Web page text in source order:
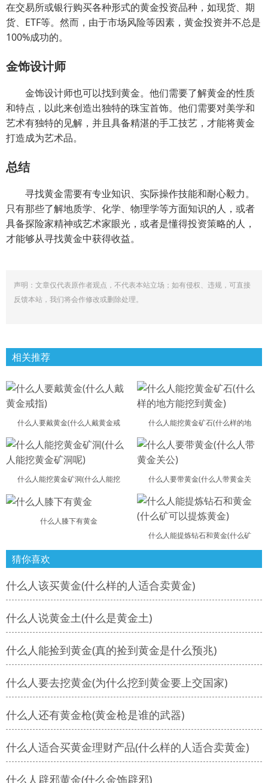
在交易所或银行购买各种形式的黄金投资品种，如现货、期
货、ETF等。然而，由于市场风险等因素，黄金投资并不总是
100%成功的。
金饰设计师
金饰设计师也可以找到黄金。他们需要了解黄金的性质
和特点，以此来创造出独特的珠宝首饰。他们需要对美学和
艺术有独特的见解，并且具备精湛的手工技艺，才能将黄金
打造成为艺术品。
总结
寻找黄金需要有专业知识、实际操作技能和耐心毅力。
只有那些了解地质学、化学、物理学等方面知识的人，或者
具备探险家精神或艺术家眼光，或者是懂得投资策略的人，
才能够从寻找黄金中获得收益。
声明：文章仅代表原作者观点，不代表本站立场；如有侵权、违规，可直接
反馈本站，我们将会作修改或删除处理。
相关推荐
什么人要戴黄金(什么人戴黄金戒 什么人能挖黄金矿石(什么样的地
什么人能挖黄金矿洞(什么人能挖 什么人要带黄金(什么人带黄金关
什么人膝下有黄金
什么人能提炼钻石和黄金(什么矿
猜你喜欢
什么人该买黄金(什么样的人适合卖黄金)
什么人说黄金土(什么是黄金土)
什么人能捡到黄金(真的捡到黄金是什么预兆)
什么人要去挖黄金(为什么挖到黄金要上交国家)
什么人还有黄金枪(黄金枪是谁的武器)
什么人适合买黄金理财产品(什么样的人适合卖黄金)
什么人辟邪黄金(什么金饰辟邪)